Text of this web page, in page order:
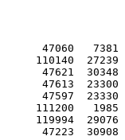
47060   7381
110140  27239
47621  30348
47613  23300
47597  23330
111200   1985
119994  29076